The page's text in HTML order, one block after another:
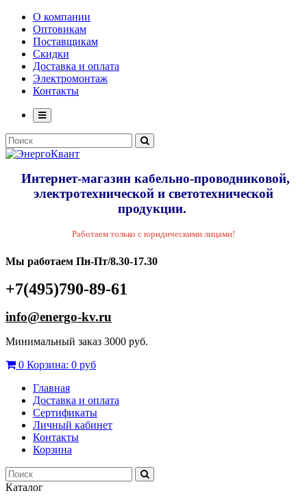
О компании
Оптовикам
Поставщикам
Скидки
Доставка и оплата
Электромонтаж
Контакты
Интернет-магазин кабельно-проводниковой,
электротехнической и светотехнической
продукции.
Работаем только с юридическими лицами!
Мы работаем Пн-Пт/8.30-17.30
+7(495)790-89-61
info@energo-kv.ru
Минимальный заказ 3000 руб.
0 Корзина: 0 руб
Главная
Доставка и оплата
Сертификаты
Личный кабинет
Контакты
Корзина
Каталог